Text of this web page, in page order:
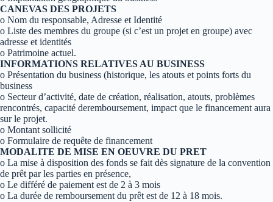
CANEVAS DES PROJETS
o Nom du responsable, Adresse et Identité
o Liste des membres du groupe (si c’est un projet en groupe) avec
adresse et identités
o Patrimoine actuel.
INFORMATIONS RELATIVES AU BUSINESS
o Présentation du business (historique, les atouts et points forts du
business
o Secteur d’activité, date de création, réalisation, atouts, problèmes
rencontrés, capacité deremboursement, impact que le financement aura
sur le projet.
o Montant sollicité
o Formulaire de requête de financement
MODALITE DE MISE EN OEUVRE DU PRET
o La mise à disposition des fonds se fait dès signature de la convention
de prêt par les parties en présence,
o Le différé de paiement est de 2 à 3 mois
o La durée de remboursement du prêt est de 12 à 18 mois.